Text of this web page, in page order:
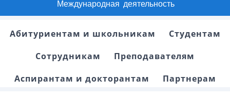
Международная деятельность
Абитуриентам и школьникам
Студентам
Сотрудникам
Преподавателям
Аспирантам и докторантам
Партнерам